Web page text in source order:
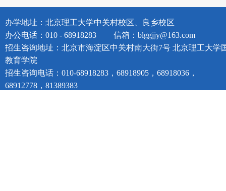
办学地址：北京理工大学中关村校区、良乡校区
办公电话：010 - 68918283
信箱：blggjjy@163.com
招生咨询地址：北京市海淀区中关村南大街7号 北京理工大学
教育学院
招生咨询电话：010-68918283，68918905，68918036，
68912778，81389383